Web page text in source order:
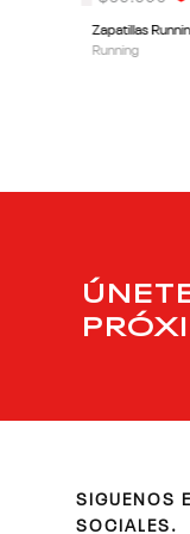
Zapatillas
Running
SIGUENOS
SOCIALES.